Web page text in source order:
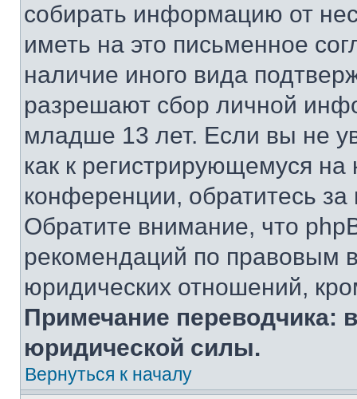
собирать информацию от
иметь на это письменное
наличие иного вида
разрешают сбор личной
младше 13 лет. Если вы не
как к регистрирующемуся
конференции, обратитесь
Обратите внимание, что
рекомендаций по правовым
юридических отношений,
Примечание переводчика:
юридической силы.
Вернуться к началу